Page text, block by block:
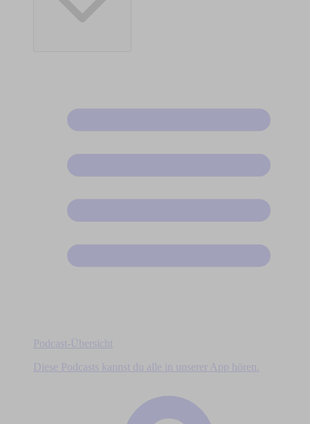
Podcast-Übersicht
Diese Podcasts kannst du alle in unserer App hören.